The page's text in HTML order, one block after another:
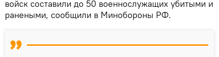
войск составили до 50 военнослужащих убитыми и
ранеными, сообщили в Минобороны РФ.